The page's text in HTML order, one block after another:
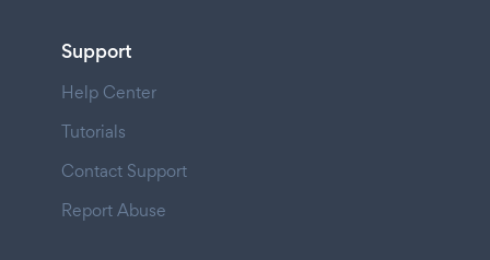
Support
Help Center
Tutorials
Contact Support
Report Abuse